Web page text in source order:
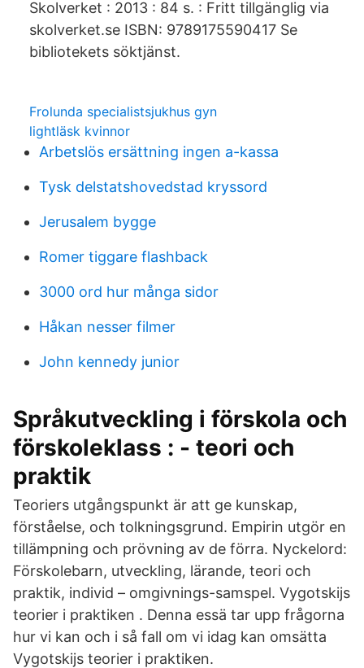
Skolverket : 2013 : 84 s. : Fritt tillgänglig via
skolverket.se ISBN: 9789175590417 Se
bibliotekets söktjänst.
Frolunda specialistsjukhus gyn
lightläsk kvinnor
Arbetslös ersättning ingen a-kassa
Tysk delstatshovedstad kryssord
Jerusalem bygge
Romer tiggare flashback
3000 ord hur många sidor
Håkan nesser filmer
John kennedy junior
Språkutveckling i förskola och
förskoleklass : - teori och
praktik
Teoriers utgångspunkt är att ge kunskap,
förståelse, och tolkningsgrund. Empirin utgör en
tillämpning och prövning av de förra. Nyckelord:
Förskolebarn, utveckling, lärande, teori och
praktik, individ – omgivnings-samspel. Vygotskijs
teorier i praktiken . Denna essä tar upp frågorna
hur vi kan och i så fall om vi idag kan omsätta
Vygotskijs teorier i praktiken.